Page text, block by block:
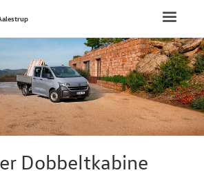
FORSIDE
NYE
NYE VAREBILER
Toggle
Dobbeltkabine